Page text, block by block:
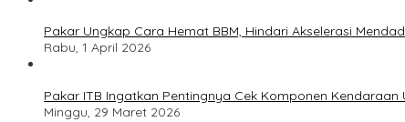
Pakar Ungkap Cara Hemat BBM, Hindari Akselerasi
Rabu, 1 April 2026
Pakar ITB Ingatkan Pentingnya Cek Komponen Kendaraan
Minggu, 29 Maret 2026